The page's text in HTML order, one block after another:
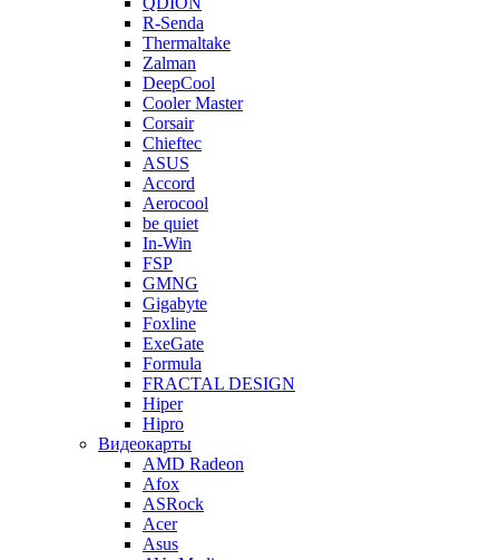
R-Senda
Thermaltake
Zalman
DeepCool
Cooler Master
Corsair
Chieftec
ASUS
Accord
Aerocool
be quiet
In-Win
FSP
GMNG
Gigabyte
Foxline
ExeGate
Formula
FRACTAL DESIGN
Hiper
Hipro
Видеокарты
AMD Radeon
Afox
ASRock
Acer
Asus